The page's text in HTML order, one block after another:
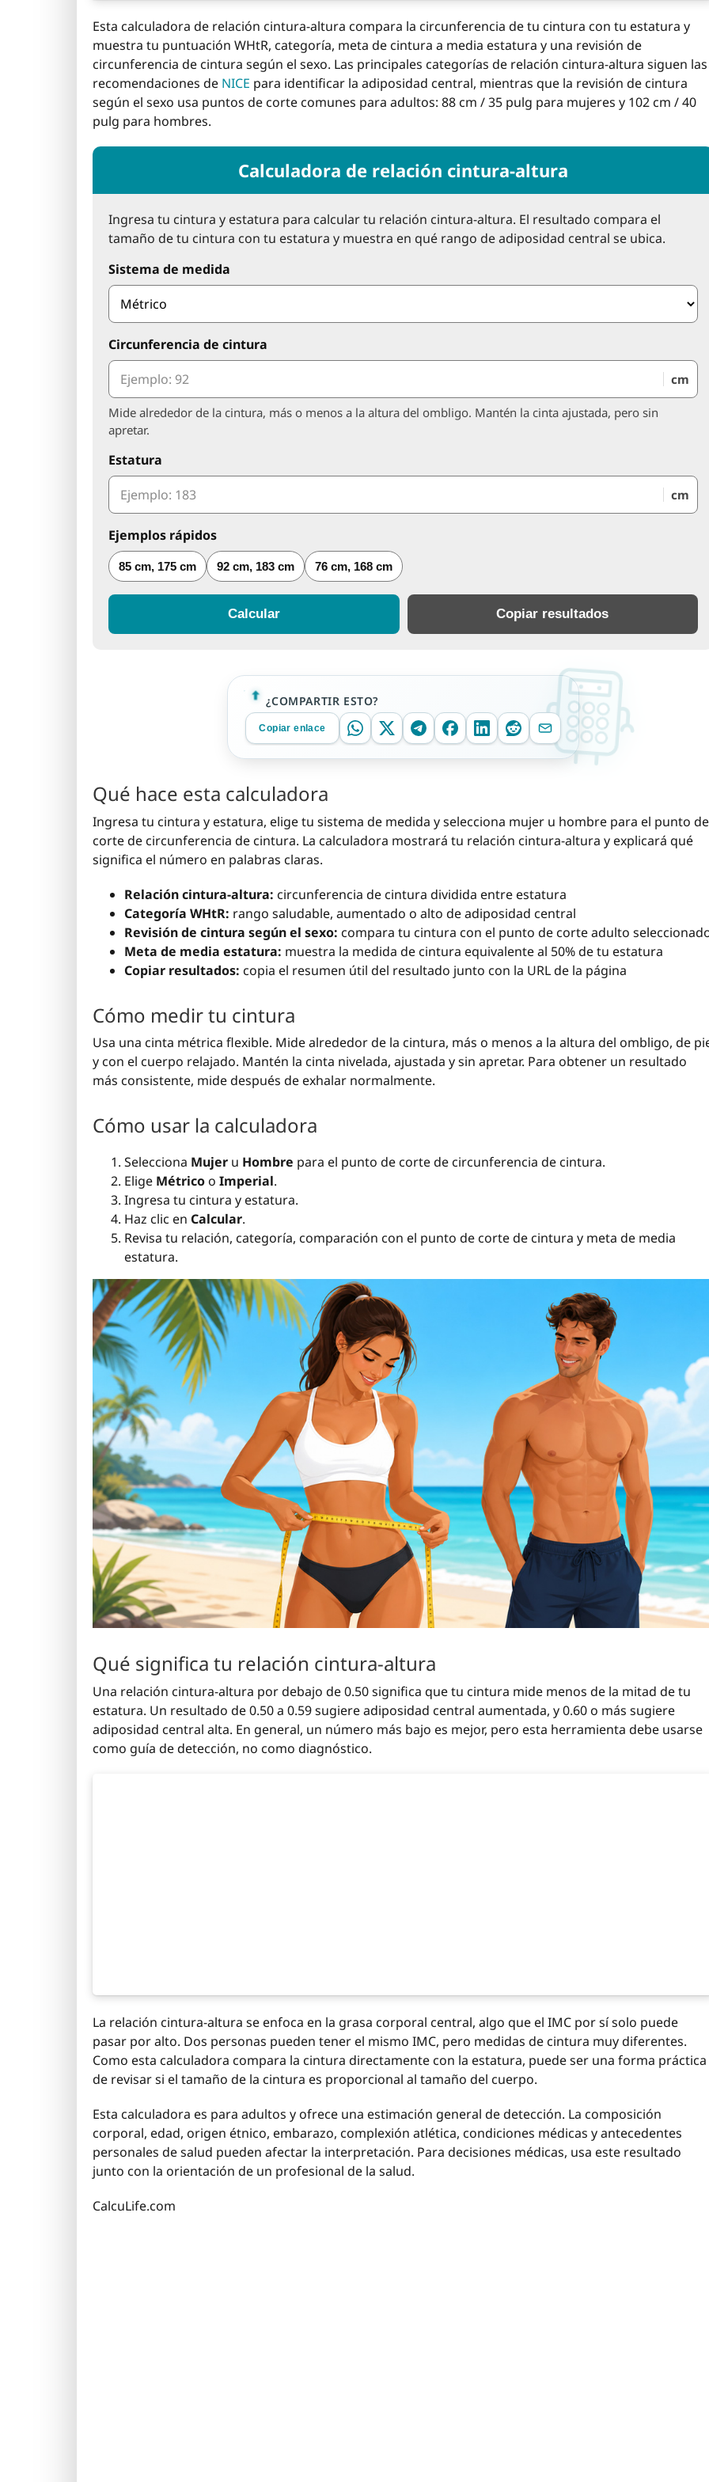
Esta calculadora de relación cintura-altura compara la circunferencia de tu cintura con tu estatura y
muestra tu puntuación WHtR, categoría, meta de cintura a media estatura y una revisión de
circunferencia de cintura según el sexo. Las principales categorías de relación cintura-altura siguen las
recomendaciones de NICE para identificar la adiposidad central, mientras que la revisión de cintura
según el sexo usa puntos de corte comunes para adultos: 88 cm / 35 pulg para mujeres y 102 cm / 40
pulg para hombres.
Calculadora de relación cintura-altura
Ingresa tu cintura y estatura para calcular tu relación cintura-altura. El resultado compara el
tamaño de tu cintura con tu estatura y muestra en qué rango de adiposidad central se ubica.
Sistema de medida
Circunferencia de cintura
cm
Mide alrededor de la cintura, más o menos a la altura del ombligo. Mantén la cinta ajustada, pero sin
apretar.
Estatura
cm
Ejemplos rápidos
85 cm, 175 cm 92 cm, 183 cm 76 cm, 168 cm
Calcular Copiar resultados
¿COMPARTIR ESTO?
Copiar enlace
Qué hace esta calculadora
Ingresa tu cintura y estatura, elige tu sistema de medida y selecciona mujer u hombre para el punto de
corte de circunferencia de cintura. La calculadora mostrará tu relación cintura-altura y explicará qué
significa el número en palabras claras.
Relación cintura-altura: circunferencia de cintura dividida entre estatura
Categoría WHtR: rango saludable, aumentado o alto de adiposidad central
Revisión de cintura según el sexo: compara tu cintura con el punto de corte adulto
Meta de media estatura: muestra la medida de cintura equivalente al 50% de tu estatura
Copiar resultados: copia el resumen útil del resultado junto con la URL de la página
Cómo medir tu cintura
Usa una cinta métrica flexible. Mide alrededor de la cintura, más o menos a la altura del ombligo, de
y con el cuerpo relajado. Mantén la cinta nivelada, ajustada y sin apretar. Para obtener un resultado
más consistente, mide después de exhalar normalmente.
Cómo usar la calculadora
Selecciona Mujer u Hombre para el punto de corte de circunferencia de cintura.
Elige Métrico o Imperial.
Ingresa tu cintura y estatura.
Haz clic en Calcular.
Revisa tu relación, categoría, comparación con el punto de corte de cintura y meta de media
estatura.
Qué significa tu relación cintura-altura
Una relación cintura-altura por debajo de 0.50 significa que tu cintura mide menos de la mitad de tu
estatura. Un resultado de 0.50 a 0.59 sugiere adiposidad central aumentada, y 0.60 o más sugiere
adiposidad central alta. En general, un número más bajo es mejor, pero esta herramienta debe usarse
como guía de detección, no como diagnóstico.
La relación cintura-altura se enfoca en la grasa corporal central, algo que el IMC por sí solo puede
pasar por alto. Dos personas pueden tener el mismo IMC, pero medidas de cintura muy diferentes.
Como esta calculadora compara la cintura directamente con la estatura, puede ser una forma práctica
de revisar si el tamaño de la cintura es proporcional al tamaño del cuerpo.
Esta calculadora es para adultos y ofrece una estimación general de detección. La composición
corporal, edad, origen étnico, embarazo, complexión atlética, condiciones médicas y antecedentes
personales de salud pueden afectar la interpretación. Para decisiones médicas, usa este resultado
junto con la orientación de un profesional de la salud.
CalcuLife.com